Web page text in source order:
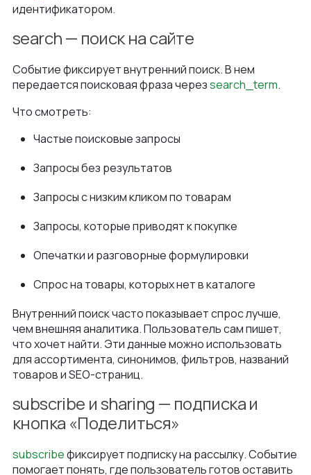
идентификатором.
search — поиск на сайте
Событие фиксирует внутренний поиск. В нем
передается поисковая фраза черезsearch_term.
Что смотреть:
Частые поисковые запросы
Запросы без результатов
Запросы с низким кликом по товарам
Запросы, которые приводят к покупке
Опечатки и разговорные формулировки
Спрос на товары, которых нет в каталоге
Внутренний поиск часто показывает спрос лучше,
чем внешняя аналитика. Пользователь сам пишет,
что хочет найти. Эти данные можно использовать
для ассортимента, синонимов, фильтров, названий
товаров и SEO-страниц.
subscribe и sharing — подписка и
кнопка «Поделиться»
subscribeфиксирует подписку на рассылку. Событие
помогает понять, где пользователь готов оставить